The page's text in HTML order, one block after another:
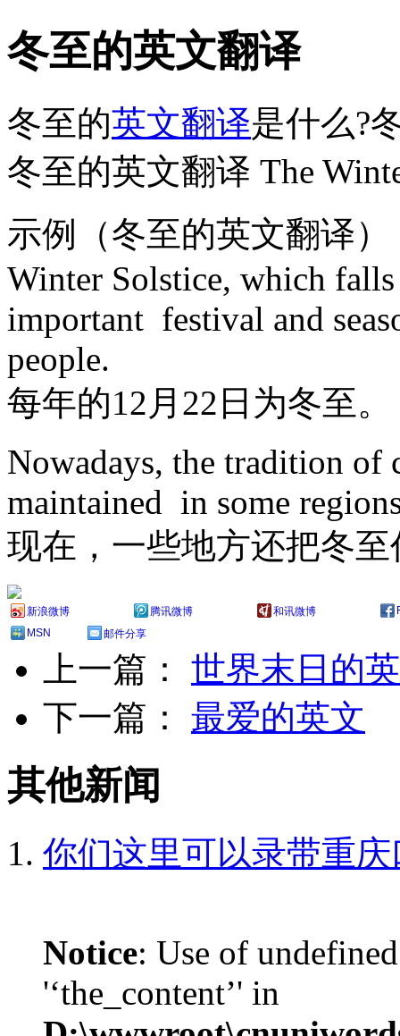
冬至的英文翻译
冬至的英文翻译是什么?
冬至的英文翻译 The
示例（冬至的英文翻译）
Winter Solstice, which
important festival and
people.
每年的12月22日为冬至。
Nowadays, the tradition of
maintained in some
现在，一些地方还把冬
新浪微博 腾讯微博 和讯微博
MSN
邮件分享
上一篇： 世界末日的
下一篇： 最爱的英文
其他新闻
你们这里可以录带重
Notice: Use of
'‘the_content’' in